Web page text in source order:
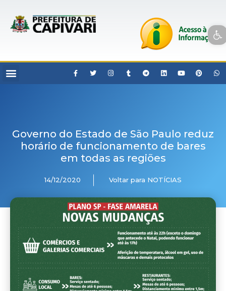
Open toolbar
Governo do Estado de São Paulo reduz
horário de funcionamento de bares
em todas as regiões
14/12/2020 Voltar para NOTÍCIAS